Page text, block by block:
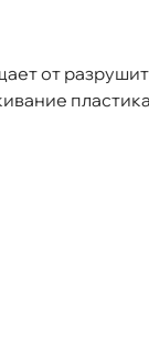
от